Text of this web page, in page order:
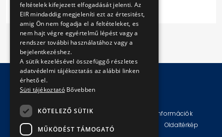
Impresszum Jogi nyilatkozat
Technikai információk
Adatvédelmi politika és tájékoztatások
Oldaltérkép
feltételek kifejezett elfogadását jelenti. Az
EIR mindaddig megjeleníti ezt az értesitést,
amig Ön nem fogadja el a feltételeket, es
nem hajt végre egyértelmű lépést vagy a
rendszer további használatához vagy a
bejelentkezéshez.
A sütik kezelésével összefüggő részletes
adatvédelmi tájékoztatás az alábbi linken
érhető el.
Süti tájékoztató Bővebben
KÖTELEZŐ SÜTIK
MŰKÖDÉST TÁMOGATÓ